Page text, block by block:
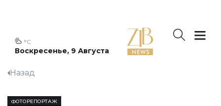
Воскресенье, 9 Августа
°C
Назад
ФОТОРЕПОРТАЖ